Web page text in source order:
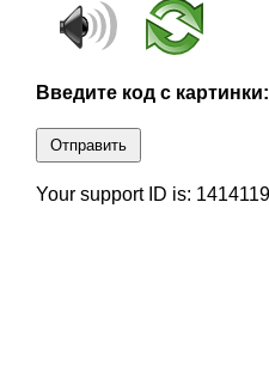
Введите код с картинки:
Отправить
Your support ID is: